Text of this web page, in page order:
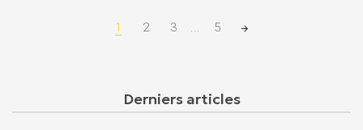
1 2 3 ... 5
Derniers articles